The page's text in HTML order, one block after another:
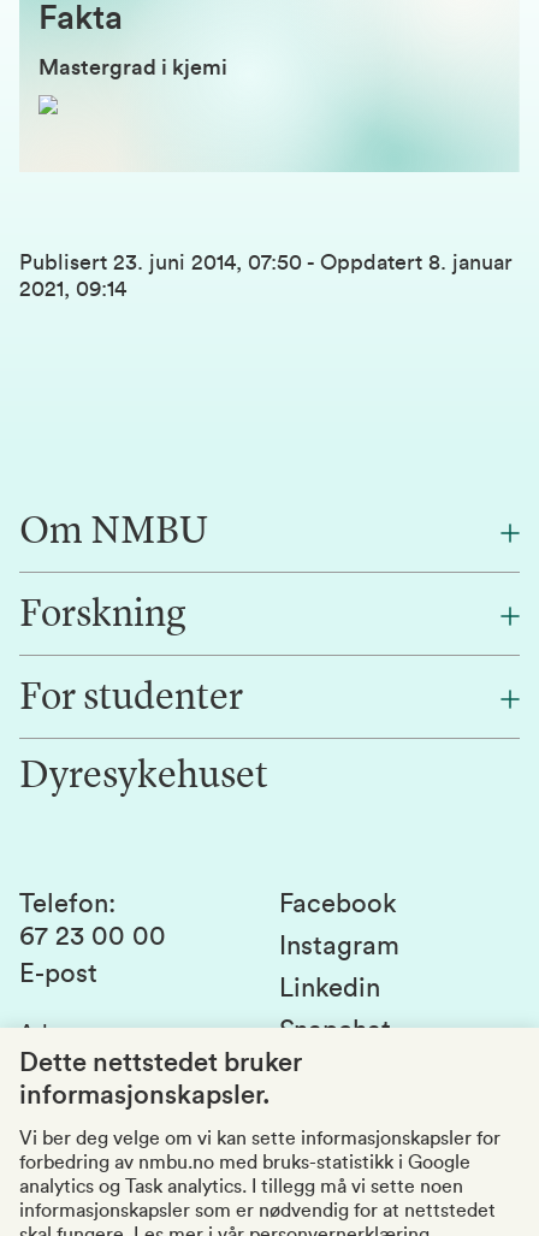
Fakta
Mastergrad i kjemi
Publisert 23. juni 2014, 07:50 - Oppdatert 8. januar
2021, 09:14
Om NMBU
Om oss
Alumni
Kontakt oss
Forskning
Forskning
Innovasjon
For studenter
Studentlivet
Studier og emner
Studenttinget
Si fra om avvik
Kvalitet i utdanningen
Dyresykehuset
Telefon:
67 23 00 00
E-post
Adresse:
Postboks 5003
1432 Ås
Organisasjonsnummer
969159570
Besøksadresser
Facebook
Instagram
Linkedin
Snapchat
Dette nettstedet bruker
informasjonskapsler.
Vi ber deg velge om vi kan sette informasjonskapsler for
forbedring av nmbu.no med bruks-statistikk i Google
analytics og Task analytics. I tillegg må vi sette noen
informasjonskapsler som er nødvendig for at nettstedet